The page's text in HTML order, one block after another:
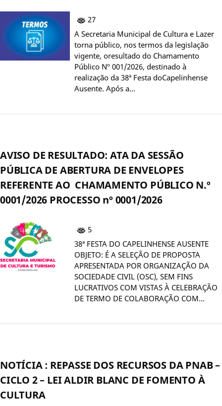
27
A Secretaria Municipal de Cultura e Lazer
torna público, nos termos da legislação
vigente, oresultado do Chamamento
Público Nº 001/2026, destinado à
realização da 38ª Festa doCapelinhense
Ausente. Após a…
AVISO DE RESULTADO: ATA DA SESSÃO
PÚBLICA DE ABERTURA DE ENVELOPES
REFERENTE AO CHAMAMENTO PÚBLICO N.º
0001/2026 PROCESSO nº 0001/2026
5
38ª FESTA DO CAPELINHENSE AUSENTE
OBJETO: É A SELEÇÃO DE PROPOSTA
APRESENTADA POR ORGANIZAÇÃO DA
SOCIEDADE CIVIL (OSC), SEM FINS
LUCRATIVOS COM VISTAS À CELEBRAÇÃO
DE TERMO DE COLABORAÇÃO COM…
NOTÍCIA : REPASSE DOS RECURSOS DA PNAB –
CICLO 2 – LEI ALDIR BLANC DE FOMENTO À
CULTURA